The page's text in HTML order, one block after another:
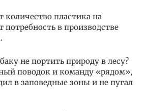
пластика на
в производстве
не портить природу в лесу?
поводок и команду «рядом»,
в заповедные зоны и не пугал